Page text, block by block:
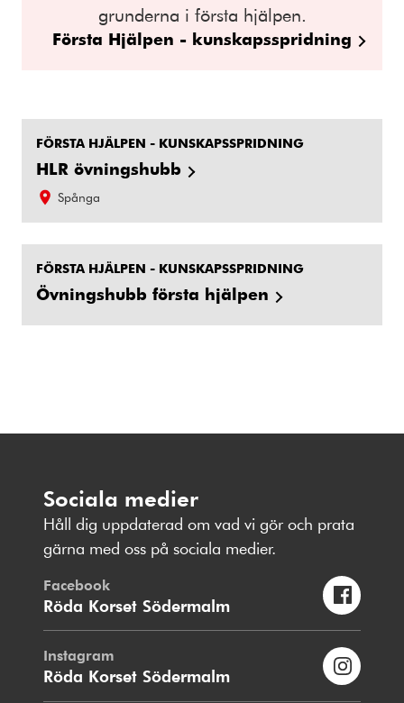
grunderna i första hjälpen.
Första Hjälpen - kunskapsspridning
FÖRSTA HJÄLPEN - KUNSKAPSSPRIDNING
HLR övningshubb
Spånga
FÖRSTA HJÄLPEN - KUNSKAPSSPRIDNING
Övningshubb första hjälpen
Sociala medier
Håll dig uppdaterad om vad vi gör och prata
gärna med oss på sociala medier.
Facebook
Röda Korset Södermalm
Instagram
Röda Korset Södermalm